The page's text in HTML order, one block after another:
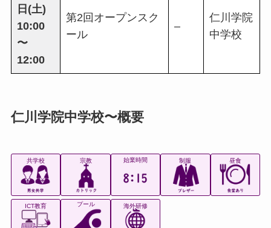
日(土)
10:00
〜
12:00
第2回オープンスク
ール
–
仁川学院
中学校
仁川学院中学校〜概要
共学校 宗教 始業時間 制服 昼食
ICT教育 プール 海外研修